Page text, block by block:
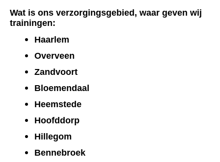
Wat is ons verzorgingsgebied, waar geven wij
trainingen:
Haarlem
Overveen
Zandvoort
Bloemendaal
Heemstede
Hoofddorp
Hillegom
Bennebroek